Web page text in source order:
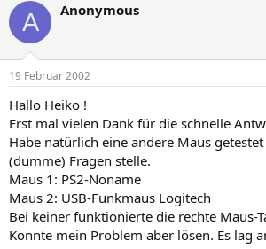
A Anonymous
19 Februar 2002
Hallo Heiko !
Erst mal vielen Dank für die schnelle
Habe natürlich eine andere Maus
(dumme) Fragen stelle.
Maus 1: PS2-Noname
Maus 2: USB-Funkmaus Logitech
Bei keiner funktionierte die rechte Maus-
Konnte mein Problem aber lösen. Es lag